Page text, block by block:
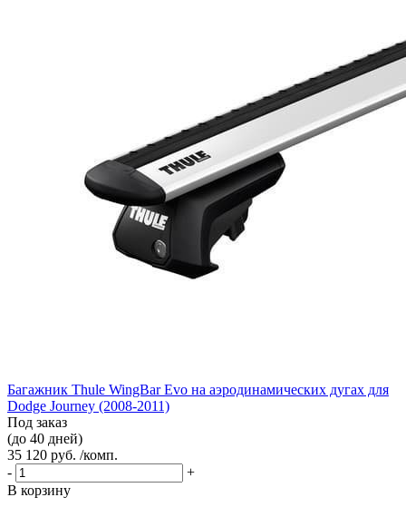
Багажник Thule WingBar Evo на аэродинамических дугах для
Dodge Journey (2008-2011)
Под заказ
(до 40 дней)
35 120 руб. /комп.
-
+
В корзину